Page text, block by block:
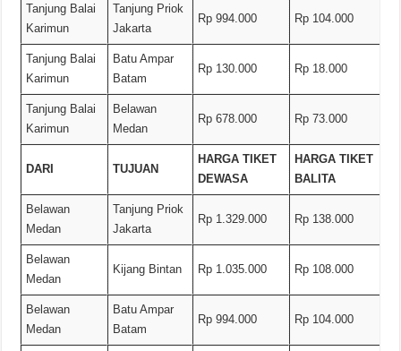
Tanjung Balai
Karimun
Tanjung Priok
Jakarta
Rp 994.000 Rp 104.000
Tanjung Balai
Karimun
Batu Ampar
Batam
Rp 130.000 Rp 18.000
Tanjung Balai
Karimun
Belawan
Medan
Rp 678.000 Rp 73.000
DARI TUJUAN
HARGA TIKET
DEWASA
HARGA TIKET
BALITA
Belawan
Medan
Tanjung Priok
Jakarta
Rp 1.329.000 Rp 138.000
Belawan
Medan
Kijang Bintan Rp 1.035.000 Rp 108.000
Belawan
Medan
Batu Ampar
Batam
Rp 994.000 Rp 104.000